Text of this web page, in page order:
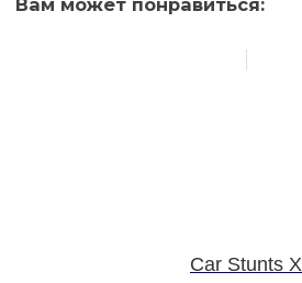
Car Stunts X